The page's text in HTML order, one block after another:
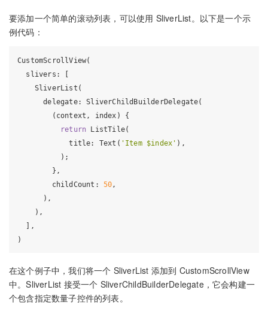
要添加一个简单的滚动列表，可以使用 SliverList。以下是一个示
例代码：
CustomScrollView(
  slivers: [
    SliverList(
      delegate: SliverChildBuilderDelegate(
        (context, index) {
return ListTile(
            title: Text(
'Item $index' ),
          );
        },
        childCount:
50 ,
      ),
    ),
  ],
在这个例子中，我们将一个 SliverList 添加到 CustomScrollView
中。SliverList 接受一个 SliverChildBuilderDelegate，它会构建一
个包含指定数量子控件的列表。